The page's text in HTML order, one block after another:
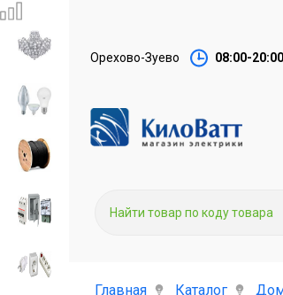
Орехово-Зуево 08:00-20:00
Главная Каталог